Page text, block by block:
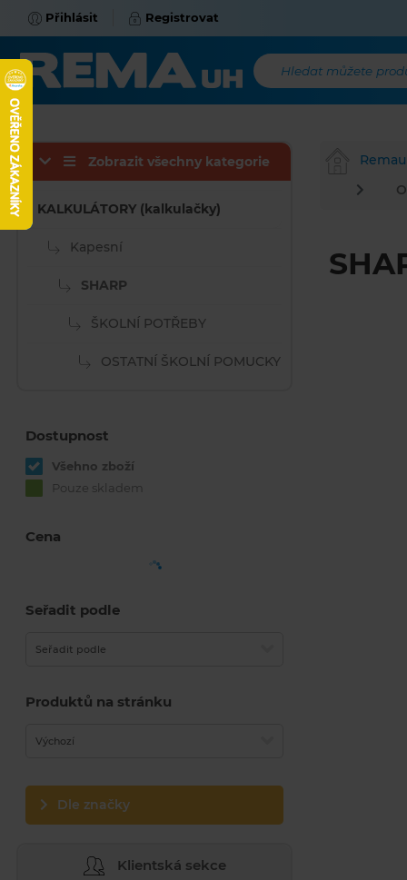
Přihlásit Registrovat
Hledat můžete
Zobrazit všechny kategorie
KALKULÁTORY (kalkulačky)
Kapesní
SHARP
ŠKOLNÍ POTŘEBY
OSTATNÍ ŠKOLNÍ POMUCKY
Dostupnost
Všehno zboží
Pouze skladem
Cena
Seřadit podle
Seřadit podle
Produktů na stránku
Výchozí
Dle značky
Klientská sekce